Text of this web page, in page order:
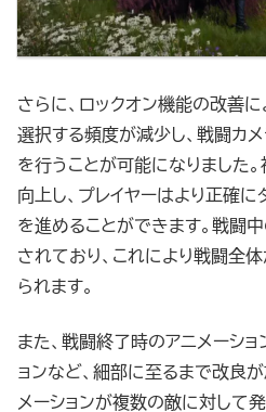
さらに、ロックオン機能の改善に
選択する頻度が減少し、戦闘カ
を行うことが可能になりました
向上し、プレイヤーはより正確に
を進めることができます。戦闘
されており、これにより戦闘全
られます。
また、戦闘終了時のアニメーシ
ョンなど、細部に至るまで改良
メーションが複数の敵に対して